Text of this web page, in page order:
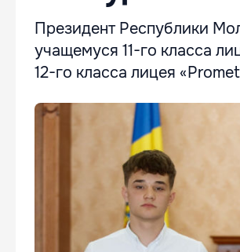
Президент Республики
учащемуся 11-го класса
12-го класса лицея